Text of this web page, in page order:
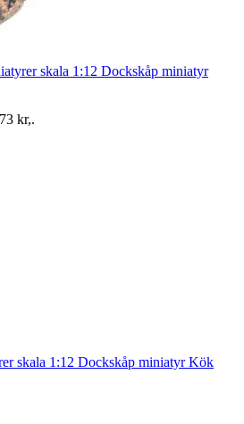
skala 1:12 Dockskåp miniatyr
73 kr,.
skala 1:12 Dockskåp miniatyr Kök